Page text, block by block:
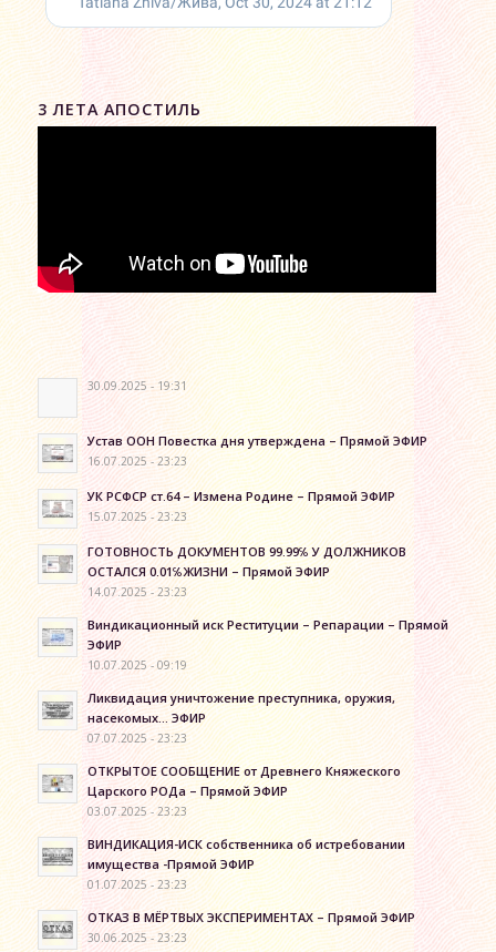
3 ЛЕТА АПОСТИЛЬ
30.09.2025 - 19:31
Устав ООН Повестка дня утверждена – Прямой ЭФИР
16.07.2025 - 23:23
УК РСФСР ст.64 – Измена Родине – Прямой ЭФИР
15.07.2025 - 23:23
ГОТОВНОСТЬ ДОКУМЕНТОВ 99.99℅ У ДОЛЖНИКОВ
ОСТАЛСЯ 0.01℅ЖИЗНИ – Прямой ЭФИР
14.07.2025 - 23:23
Виндикационный иск Реституции – Репарации – Прямой
ЭФИР
10.07.2025 - 09:19
Ликвидация уничтожение преступника, оружия,
насекомых… ЭФИР
07.07.2025 - 23:23
ОТКРЫТОЕ СООБЩЕНИЕ от Древнего Княжеского
Царского РОДа – Прямой ЭФИР
03.07.2025 - 23:23
ВИНДИКАЦИЯ-ИСК собственника об истребовании
имущества -Прямой ЭФИР
01.07.2025 - 23:23
ОТКАЗ В МЁРТВЫХ ЭКСПЕРИМЕНТАХ – Прямой ЭФИР
30.06.2025 - 23:23